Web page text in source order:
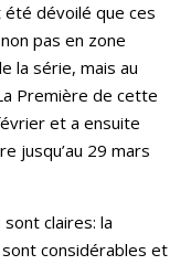
été dévoilé que ces
pas en zone
la série, mais au
Première de cette
et a ensuite
jusqu’au 29 mars
sont claires: la
considérables et